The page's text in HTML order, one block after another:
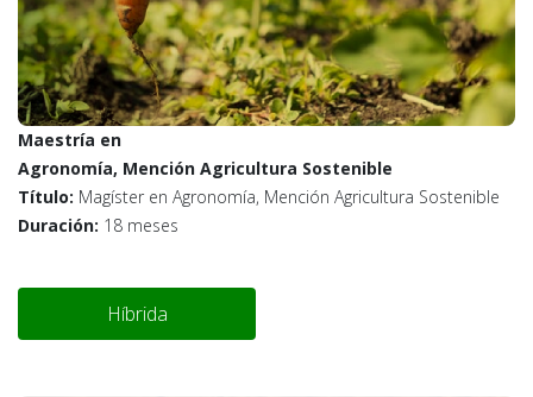
Maestría en
Agronomía, Mención Agricultura Sostenible
Título: Magíster en Agronomía, Mención Agricultura Sostenible
Duración: 18 meses
Híbrida